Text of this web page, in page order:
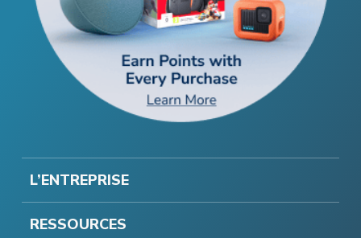
L’ENTREPRISE
RESSOURCES